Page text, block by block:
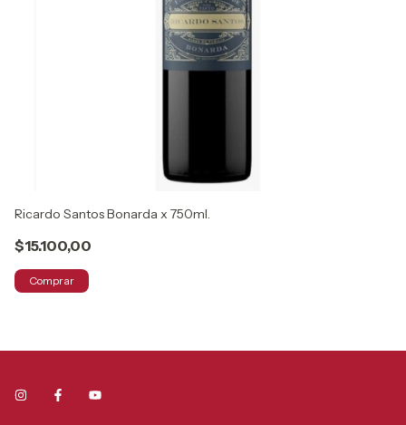
Ricardo Santos Bonarda x 750ml.
$15.100,00
Comprar